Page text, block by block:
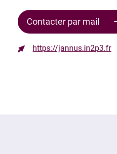
Contacter par mail
https://jannus.in2p3.fr